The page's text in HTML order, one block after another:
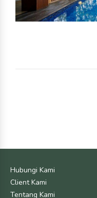
Hubungi Kami
Client Kami
Tentang Kami